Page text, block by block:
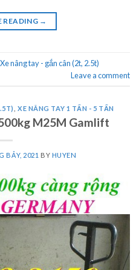
READING →
Xe nâng tay - gắn cân (2t, 2.5t)
Leave a comment
,XE NÂNG TAY 1 TẤN - 5 TẤN
M25M Gamlift
BẢY, 2021 BY HUYEN